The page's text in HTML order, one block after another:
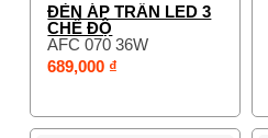
ĐÈN ÁP TRẦN LED 3
CHẾ ĐỘ
AFC 070 36W
689,000 ₫